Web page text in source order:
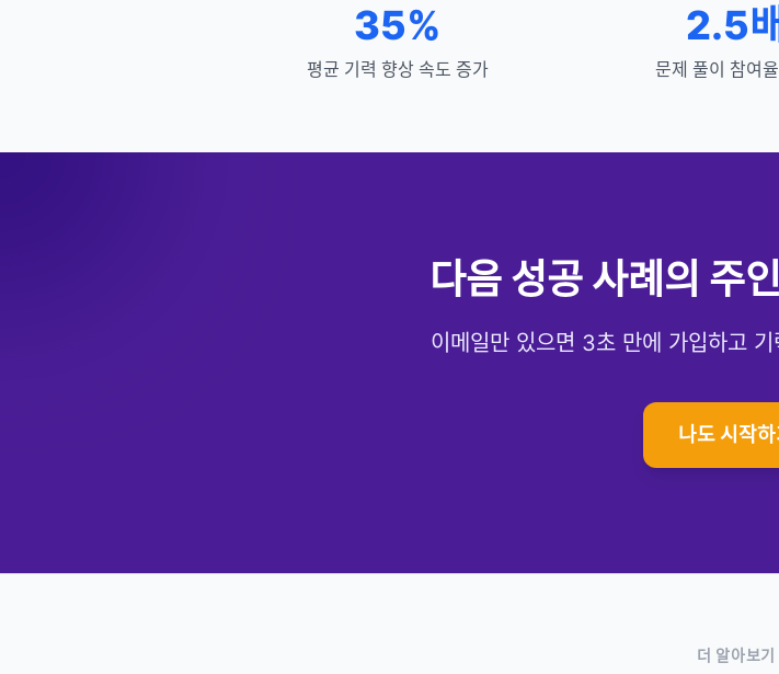
35%
평균 기력 향상 속도 증가
2.5배
문제 풀이 참여
다음 성공 사례의 주
이메일만 있으면 3초 만에 가입하고
나도 시작하
더 알아보기